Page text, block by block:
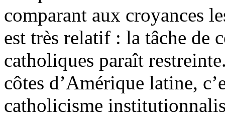
comparant aux croyances
est très relatif : la tâche de
catholiques paraît
côtes d’Amérique latine,
catholicisme